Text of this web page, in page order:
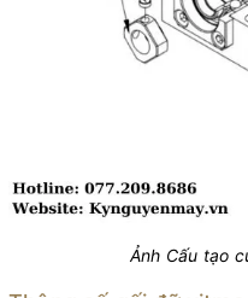
Ảnh Cấu tạo